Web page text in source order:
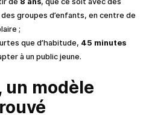
groupes d’enfants, en centre de
;
que d’habitude, 45 minutes
à un public jeune.
un modèle